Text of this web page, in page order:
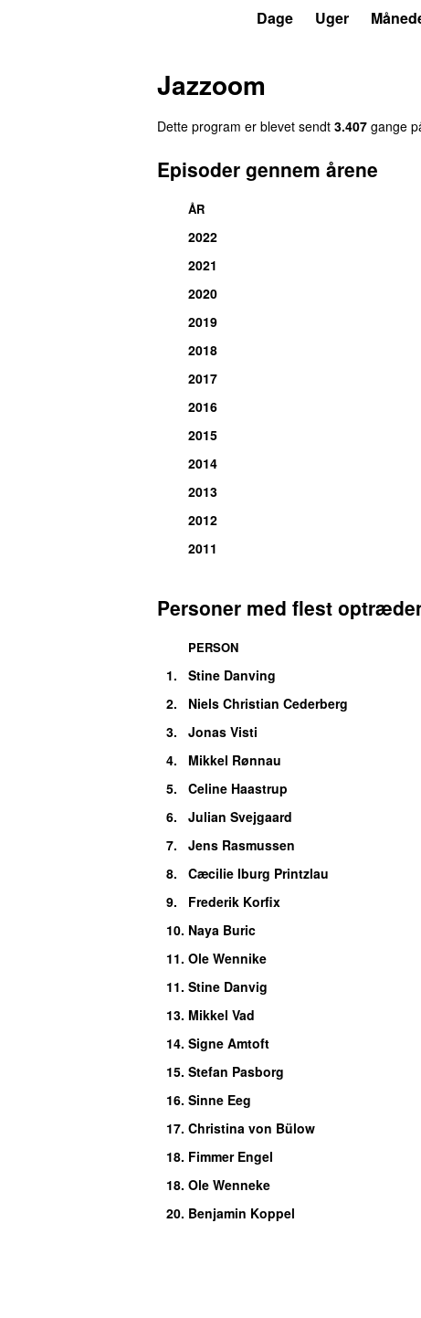
Dage Uger
Jazzoom
Dette program er blevet sendt 3.407 gange
Episoder gennem årene
ÅR
2022
2021
2020
2019
2018
2017
2016
2015
2014
2013
2012
2011
Personer med flest
PERSON
1. Stine Danving
2. Niels Christian Cederberg
3. Jonas Visti
4. Mikkel Rønnau
5. Celine Haastrup
6. Julian Svejgaard
7. Jens Rasmussen
8. Cæcilie Iburg Printzlau
9. Frederik Korfix
10. Naya Buric
11. Ole Wennike
11. Stine Danvig
13. Mikkel Vad
14. Signe Amtoft
15. Stefan Pasborg
16. Sinne Eeg
17. Christina von Bülow
18. Fimmer Engel
18. Ole Wenneke
20. Benjamin Koppel